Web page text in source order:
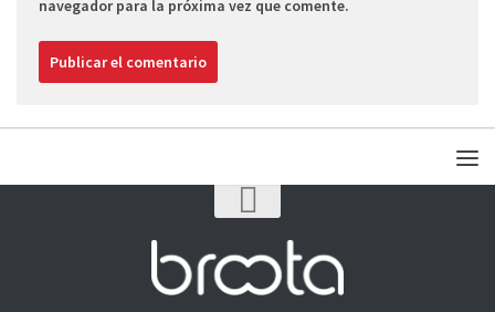
navegador para la próxima vez que comente.